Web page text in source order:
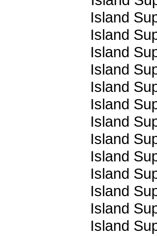
Island
Island
Island
Island
Island
Island
Island
Island
Island
Island
Island
Island
Island